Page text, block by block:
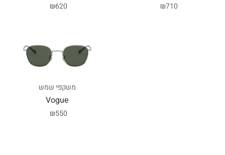
₪620 ₪710
משקפי שמש
₪550
Vogue